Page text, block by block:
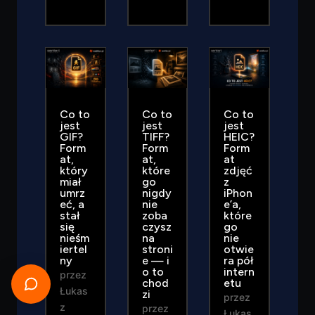
Co to
jest
GIF?
Form
at,
który
miał
umrz
eć, a
stał
się
nieśm
iertel
ny
przez
Łukas
z
Co to
jest
TIFF?
Form
at,
które
go
nigdy
nie
zoba
czysz
na
stroni
e — i
o to
chod
zi
przez
Co to
jest
HEIC?
Form
at
zdjęć
z
iPhon
e’a,
które
go
nie
otwie
ra pół
intern
etu
przez